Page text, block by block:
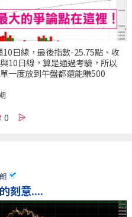
日線，最後指數-25.75點、收
10日線，算是通過考驗，所以
一度放到午盤都還能賺500
0
刻意....